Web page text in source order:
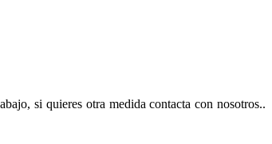
si quieres otra medida contacta con nosotros..